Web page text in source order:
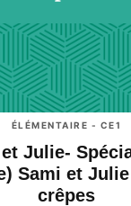
ÉLÉMENTAIRE - CE1
Julie-
Sami et
crêpes